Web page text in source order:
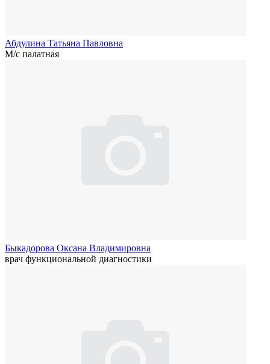
Абдулина Татьяна Павловна
М/с палатная
Быкадорова Оксана Владимировна
врач функциональной диагностики